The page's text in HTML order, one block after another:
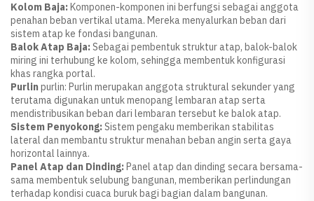
Kolom Baja: Komponen-komponen ini berfungsi sebagai anggota
penahan beban vertikal utama. Mereka menyalurkan beban dari
sistem atap ke fondasi bangunan.
Balok Atap Baja: Sebagai pembentuk struktur atap, balok-balok
miring ini terhubung ke kolom, sehingga membentuk konfigurasi
khas rangka portal.
Purlinpurlin: Purlin merupakan anggota struktural sekunder yang
terutama digunakan untuk menopang lembaran atap serta
mendistribusikan beban dari lembaran tersebut ke balok atap.
Sistem Penyokong: Sistem pengaku memberikan stabilitas
lateral dan membantu struktur menahan beban angin serta gaya
horizontal lainnya.
Panel Atap dan Dinding: Panel atap dan dinding secara bersama-
sama membentuk selubung bangunan, memberikan perlindungan
terhadap kondisi cuaca buruk bagi bagian dalam bangunan.